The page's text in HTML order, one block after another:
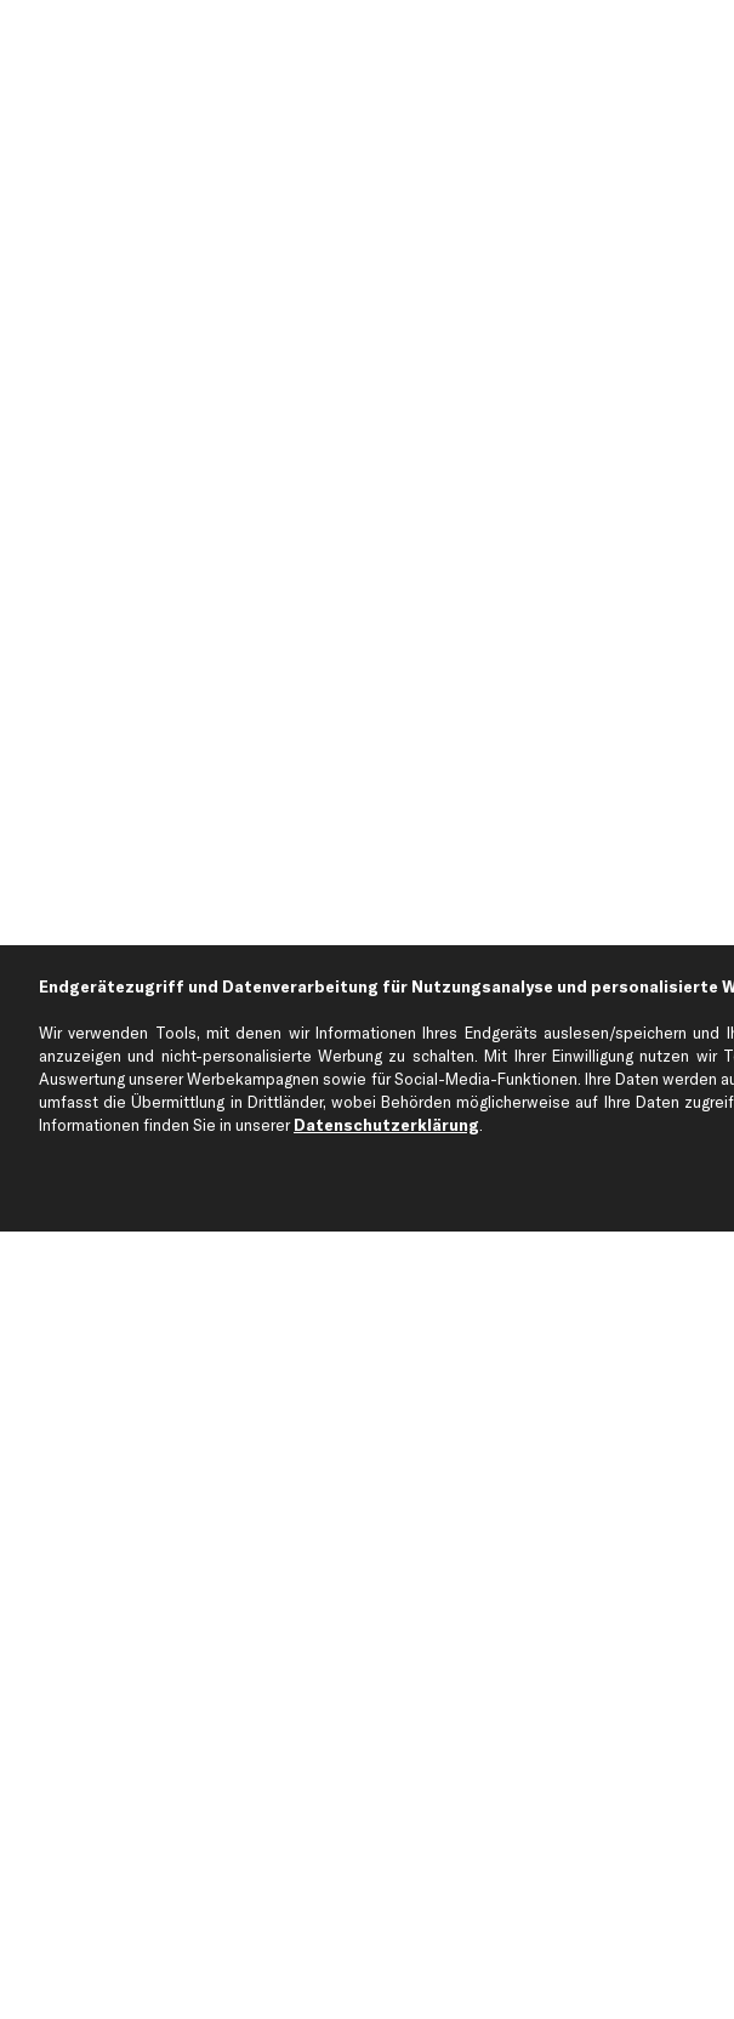
Über uns
business
Corporate Webseite
Partnerprogramm
Zahlung
Versandinfo
Retoure & Gewährleistung
Austauschartikel
Kontakt
AGB
Endgerätezugriff und Datenverarbeitung für Nutzungsanalyse und personalisierte
Wir verwenden Tools, mit denen wir Informationen Ihres Endgeräts auslesen/speichern
anzuzeigen und nicht-personalisierte Werbung zu schalten. Mit Ihrer Einwilligung nutzen
Auswertung unserer Werbekampagnen sowie für Social-Media-Funktionen. Ihre Daten
umfasst die Übermittlung in Drittländer, wobei Behörden möglicherweise auf Ihre Daten
Informationen finden Sie in unsererDatenschutzerklärung